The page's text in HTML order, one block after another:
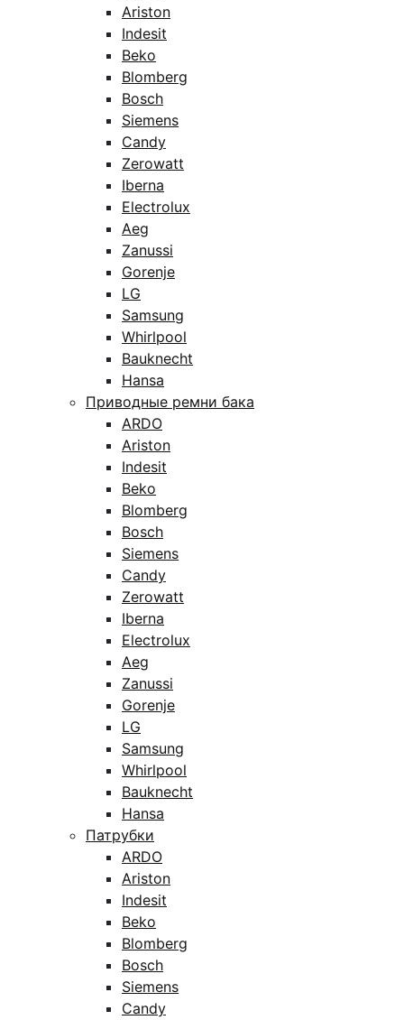
Ariston
Indesit
Beko
Blomberg
Bosch
Siemens
Candy
Zerowatt
Iberna
Electrolux
Aeg
Zanussi
Gorenje
LG
Samsung
Whirlpool
Bauknecht
Hansa
Приводные ремни бака
ARDO
Ariston
Indesit
Beko
Blomberg
Bosch
Siemens
Candy
Zerowatt
Iberna
Electrolux
Aeg
Zanussi
Gorenje
LG
Samsung
Whirlpool
Bauknecht
Hansa
Патрубки
ARDO
Ariston
Indesit
Beko
Blomberg
Bosch
Siemens
Candy